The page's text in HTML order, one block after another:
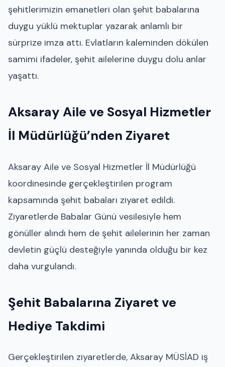
şehitlerimizin emanetleri olan şehit babalarına
duygu yüklü mektuplar yazarak anlamlı bir
sürprize imza attı. Evlatların kaleminden dökülen
samimi ifadeler, şehit ailelerine duygu dolu anlar
yaşattı.
Aksaray Aile ve Sosyal Hizmetler
İl Müdürlüğü’nden Ziyaret
Aksaray Aile ve Sosyal Hizmetler İl Müdürlüğü
koordinesinde gerçekleştirilen program
kapsamında şehit babaları ziyaret edildi.
Ziyaretlerde Babalar Günü vesilesiyle hem
gönüller alındı hem de şehit ailelerinin her zaman
devletin güçlü desteğiyle yanında olduğu bir kez
daha vurgulandı.
Şehit Babalarına Ziyaret ve
Hediye Takdimi
Gerçekleştirilen ziyaretlerde, Aksaray MÜSİAD iş